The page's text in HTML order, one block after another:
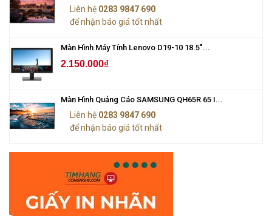
Liên hệ 0283 9847 690
để nhận báo giá tốt nhất
Màn Hình Máy Tính Lenovo D19-10 18.5"...
2.150.000₫
Màn Hình Quảng Cáo SAMSUNG QH65R 65 I...
Liên hệ 0283 9847 690
để nhận báo giá tốt nhất